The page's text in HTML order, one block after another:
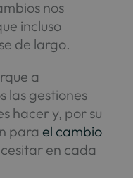
nos
incluso
de largo.
a
las gestiones
hacer y, por su
para el cambio
en cada